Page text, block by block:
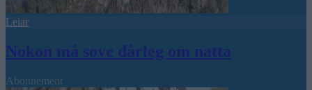
Leiar
Nokon må sove dårleg om natta
Abonnement